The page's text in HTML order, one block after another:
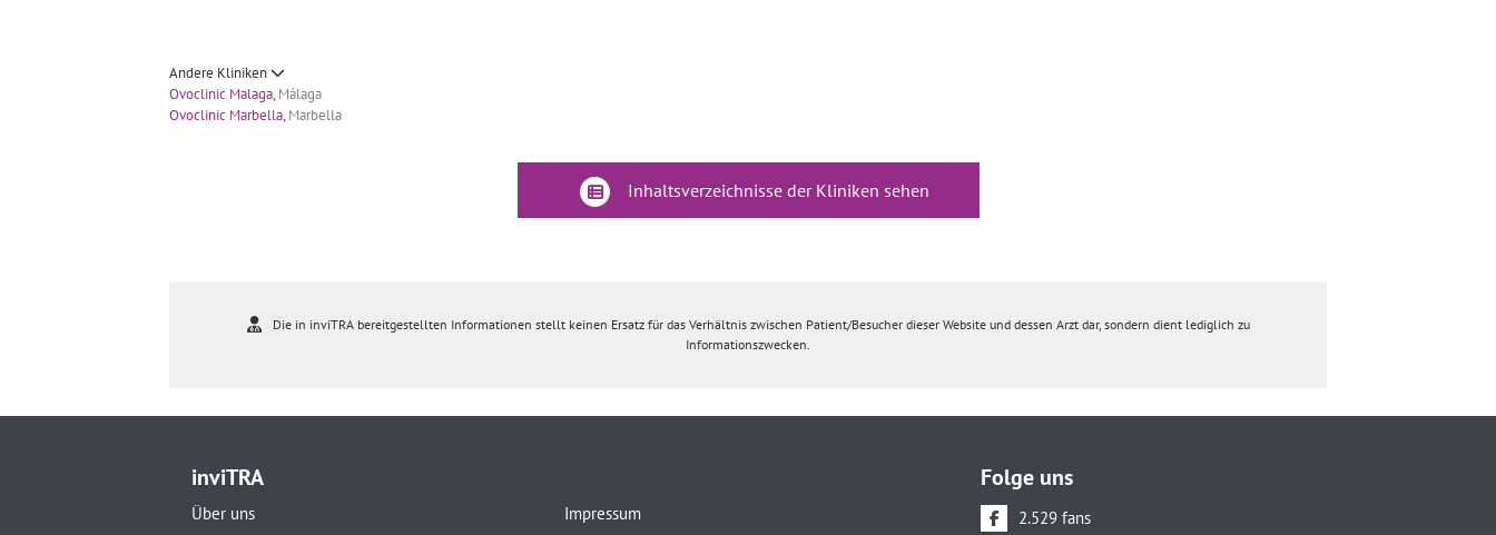
Andere Kliniken
Ovoclinic Malaga, Málaga
Ovoclinic Marbella, Marbella
Inhaltsverzeichnisse der Kliniken sehen
Die in inviTRA bereitgestellten Informationen stellt keinen Ersatz für das Verhältnis zwischen Patient/Besucher dieser Website und dessen Arzt dar, sondern dient lediglich zu
Informationszwecken.
inviTRA
Über uns
Impressum
Folge uns
2.529 fans